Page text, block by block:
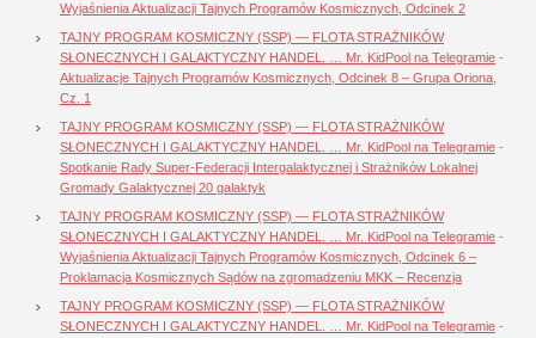
Wyjaśnienia Aktualizacji Tajnych Programów Kosmicznych, Odcinek 2
TAJNY PROGRAM KOSMICZNY (SSP) — FLOTA STRAŻNIKÓW
SŁONECZNYCH I GALAKTYCZNY HANDEL. … Mr. KidPool na Telegramie -
Aktualizacje Tajnych Programów Kosmicznych, Odcinek 8 – Grupa Oriona,
Cz. 1
TAJNY PROGRAM KOSMICZNY (SSP) — FLOTA STRAŻNIKÓW
SŁONECZNYCH I GALAKTYCZNY HANDEL. … Mr. KidPool na Telegramie -
Spotkanie Rady Super-Federacji Intergalaktycznej i Strażników Lokalnej
Gromady Galaktycznej 20 galaktyk
TAJNY PROGRAM KOSMICZNY (SSP) — FLOTA STRAŻNIKÓW
SŁONECZNYCH I GALAKTYCZNY HANDEL. … Mr. KidPool na Telegramie -
Wyjaśnienia Aktualizacji Tajnych Programów Kosmicznych, Odcinek 6 –
Proklamacja Kosmicznych Sądów na zgromadzeniu MKK – Recenzja
TAJNY PROGRAM KOSMICZNY (SSP) — FLOTA STRAŻNIKÓW
SŁONECZNYCH I GALAKTYCZNY HANDEL. … Mr. KidPool na Telegramie -